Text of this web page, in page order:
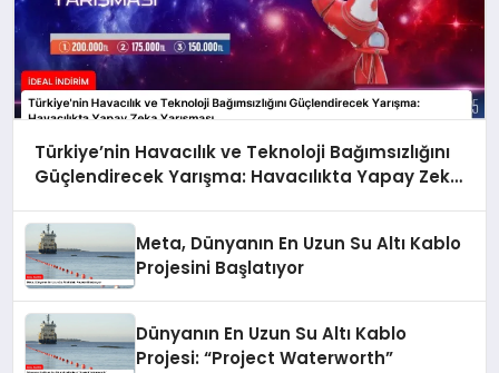
Türkiye’nin Havacılık ve Teknoloji Bağımsızlığını
Güçlendirecek Yarışma: Havacılıkta Yapay Zeka
Meta, Dünyanın En Uzun Su Altı Kablo
Projesini Başlatıyor
Dünyanın En Uzun Su Altı Kablo
Projesi: “Project Waterworth”